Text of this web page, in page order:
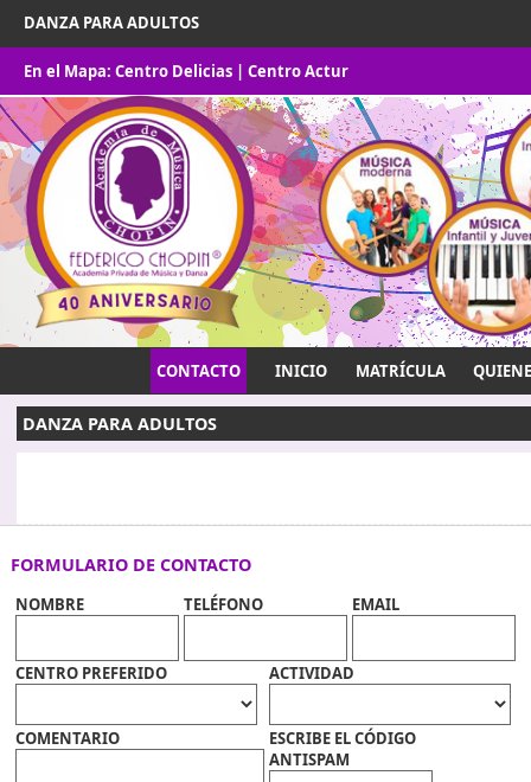
DANZA PARA ADULTOS
En el Mapa:Centro Delicias |Centro Actur
CONTACTO INICIO MATRÍCULA
DANZA PARA ADULTOS
FORMULARIO DE CONTACTO
NOMBRE TELÉFONO EMAIL
CENTRO PREFERIDO ACTIVIDAD
COMENTARIO
ESCRIBE EL CÓDIGO
ANTISPAM